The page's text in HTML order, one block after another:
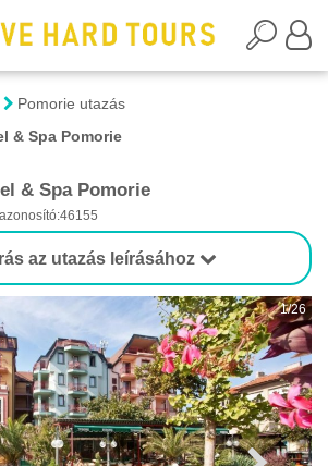
Pomorie utazás
& Spa Pomorie
& Spa Pomorie
az utazás leírásához
1/26